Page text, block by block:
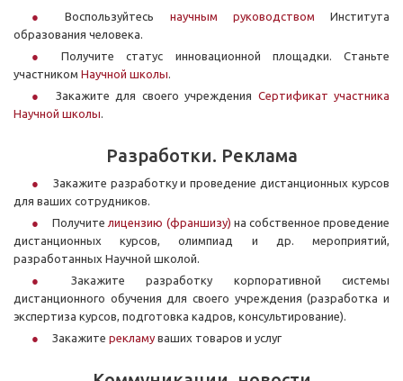
Воспользуйтесь научным руководством Института
образования человека.
Получите статус инновационной площадки. Станьте
участником Научной школы.
Закажите для своего учреждения Сертификат участника
Научной школы.
Разработки. Реклама
Закажите разработку и проведение дистанционных курсов
для ваших сотрудников.
Получителицензию (франшизу) на собственное проведение
дистанционных курсов, олимпиад и др. мероприятий,
разработанных Научной школой.
Закажите разработку корпоративной системы
дистанционного обучения для своего учреждения (разработка и
экспертиза курсов, подготовка кадров, консультирование).
Закажите рекламу ваших товаров и услуг